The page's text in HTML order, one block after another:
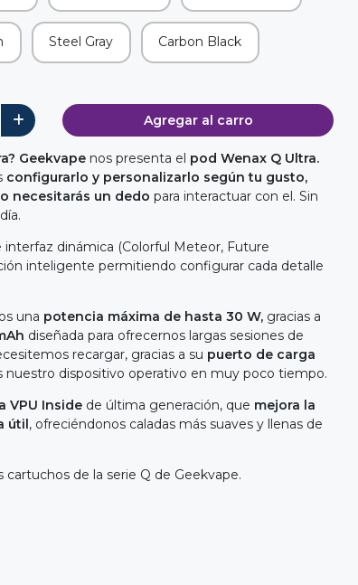
Steel Gray Carbon Black
Agregar al carro
Geekvape nos presenta el pod Wenax Q Ultra.
configurarlo y personalizarlo según tu gusto,
necesitarás un dedo para interactuar con el. Sin
dinámica (Colorful Meteor, Future
inteligente permitiendo configurar cada detalle
una potencia máxima de hasta 30 W, gracias a
diseñada para ofrecernos largas sesiones de
recargar, gracias a su puerto de carga
nuestro dispositivo operativo en muy poco tiempo.
VPU Inside de última generación, que mejora la
útil, ofreciéndonos caladas más suaves y llenas de
de la serie Q de Geekvape.